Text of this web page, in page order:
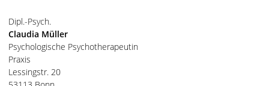
Dipl.-Psych.
Claudia Müller
Psychologische Psychotherapeutin
Praxis
Lessingstr. 20